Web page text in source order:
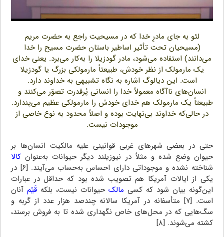
لئو به جای مادرِ خدا که در مسیحیت راجع به حضرت مریم
(مسیحیان تحت تأثیر اساطیر باستان حضرت مسیح را خدا
می‌دانند) استفاده می‌شود، مادر گودزیلا را به‌کار می‌برد. یعنی خدای
یک مارمولک از نظر خودش، طبیعتاً مارمولکی بزرگ یا گودزیلا
است. این دیالوگ اشاره به نگاه تشبیهی به خداوند دارد.
انسان‌های ناآگاه معمولاً خدا را انسانی پُرقدرت تصوّر می‌کنند و
طبیعتاً یک مارمولک هم خدای خودش را مارمولکی عظیم می‌پندارد.
در حالی‌که خداوند بی‌نهایت بوده و اصلاً محدود به نوع خاصی از
موجودات نیست.
حتی در بعضی شهرهای غربی قوانینی علیه مالکیت انسان‌ها بر
حیوان وضع شده و مثلاً در نیوزیلند دیگر حیوانات به‌عنوان کالا
شناخته نشده و موجوداتی دارای احساس به‌حساب می‌آیند.‌ [۶] در
یکی از ایالات آمریکا هم تصویب شده بود که حداقل در عبارات
این‌گونه بیان شود که کسی مالکحیوانات نیست، بلکه قَیّمآنان
است. [۷] متأسفانه در آمریکا سالانه چندصد هزار عدد از گربه و
سگ‌هایی که در محل‌های خاص نگهداری شده تا به فروش برسند،
کشته می‌شوند. [۸]